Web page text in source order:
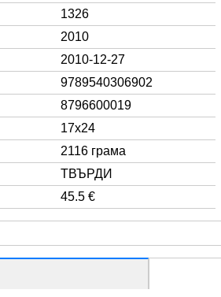
1326
2010
2010-12-27
9789540306902
8796600019
17x24
2116 грама
ТВЪРДИ
45.5 €